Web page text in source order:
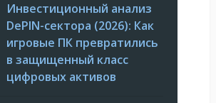
Инвестиционный анализ
DePIN-сектора (2026): Как
игровые ПК превратились
в защищенный класс
цифровых активов